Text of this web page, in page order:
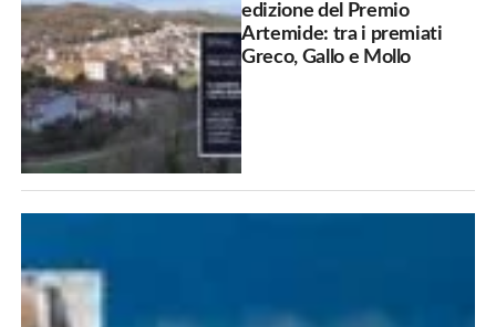
edizione del Premio
Artemide: tra i premiati
Greco, Gallo e Mollo